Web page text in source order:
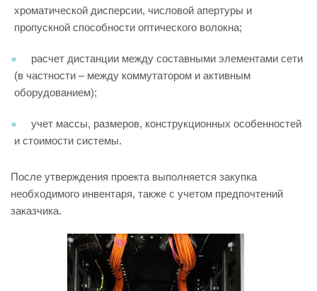
хроматической дисперсии, числовой апертуры и
пропускной способности оптического волокна;
расчет дистанции между составными элементами сети
(в частности – между коммутатором и активным
оборудованием);
учет массы, размеров, конструкционных особенностей
и стоимости системы.
После утверждения проекта выполняется закупка
необходимого инвентаря, также с учетом предпочтений
заказчика.